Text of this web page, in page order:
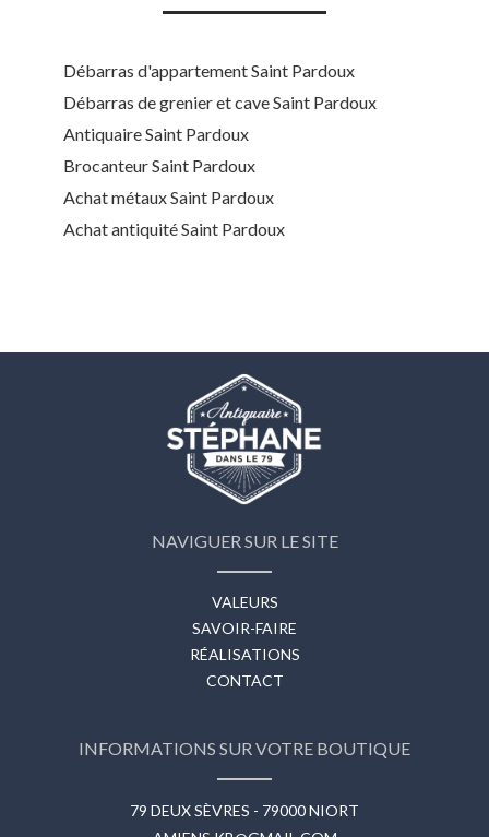
Débarras d'appartement Saint Pardoux
Débarras de grenier et cave Saint Pardoux
Antiquaire Saint Pardoux
Brocanteur Saint Pardoux
Achat métaux Saint Pardoux
Achat antiquité Saint Pardoux
NAVIGUER SUR LE SITE
VALEURS
SAVOIR-FAIRE
RÉALISATIONS
CONTACT
INFORMATIONS SUR VOTRE BOUTIQUE
79 DEUX SÈVRES - 79000 NIORT